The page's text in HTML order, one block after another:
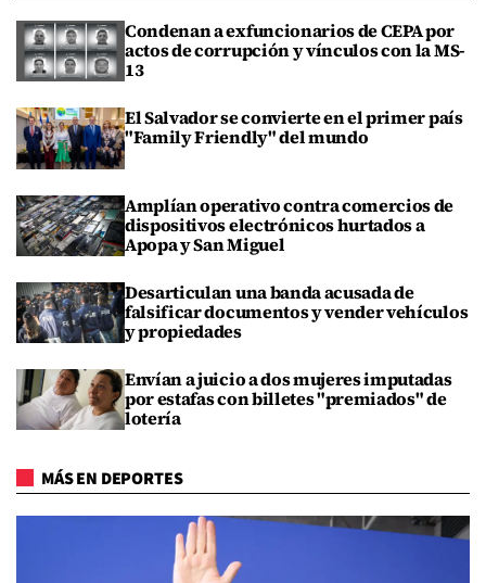
Condenan a exfuncionarios de CEPA por
actos de corrupción y vínculos con la MS-
13
El Salvador se convierte en el primer país
"Family Friendly" del mundo
Amplían operativo contra comercios de
dispositivos electrónicos hurtados a
Apopa y San Miguel
Desarticulan una banda acusada de
falsificar documentos y vender vehículos
y propiedades
Envían a juicio a dos mujeres imputadas
por estafas con billetes "premiados" de
lotería
MÁS EN DEPORTES